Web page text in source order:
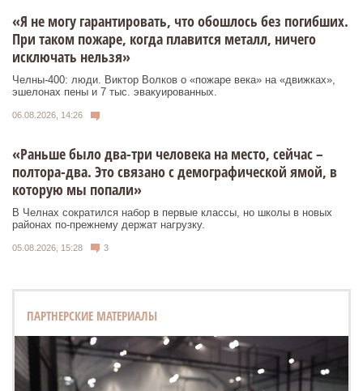
«Я не могу гарантировать, что обошлось без погибших.
При таком пожаре, когда плавится металл, ничего
исключать нельзя»
Челны-400: люди. Виктор Волков о «пожаре века» на «движках»,
эшелонах пены и 7 тыс. эвакуированных.
06.08.2026, 14:26
«Раньше было два-три человека на место, сейчас –
полтора-два. Это связано с демографической ямой, в
которую мы попали»
В Челнах сократился набор в первые классы, но школы в новых
районах по-прежнему держат нагрузку.
05.08.2026, 15:28 3
ПАРТНЕРСКИЕ МАТЕРИАЛЫ